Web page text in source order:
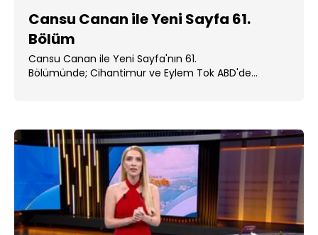
Cansu Canan ile Yeni Sayfa 61.
Bölüm
Cansu Canan ile Yeni Sayfa'nın 61.
Bölümünde; Cihantimur ve Eylem Tok ABD'de